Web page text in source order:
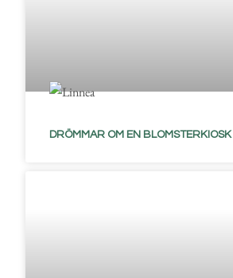
DRÖMMAR OM EN BLOMSTERKIOSK